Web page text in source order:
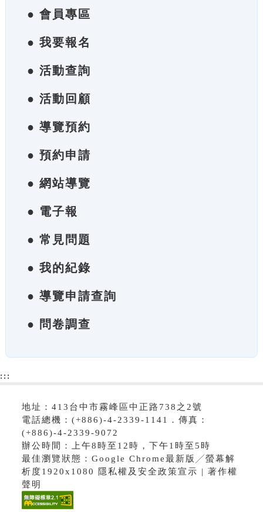
● 會員專區
● 我要報名
● 活動查詢
● 活動回顧
● 導覽預約
● 預約申請
● 網站導覽
● 電子報
● 常見問題
● 我的紀錄
● 導覽申請查詢
● 問卷調查
:::
地址：413台中市霧峰區中正路738之2號
電話總機：(+886)-4-2339-1141．傳真：
(+886)-4-2339-9072
辦公時間：上午8時至12時，下午1時至5時
最佳瀏覽狀態：Google Chrome最新版╱螢幕解
析度1920x1080 隱私權及安全政策宣示 | 著作權
聲明